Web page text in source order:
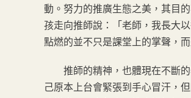
動。努力的推廣生態之美，其目
孩走向推師說：「老師，我長大
點燃的並不只是課堂上的掌聲，
推師的精神，也體現在不斷的
己原本上台會緊張到手心冒汗，